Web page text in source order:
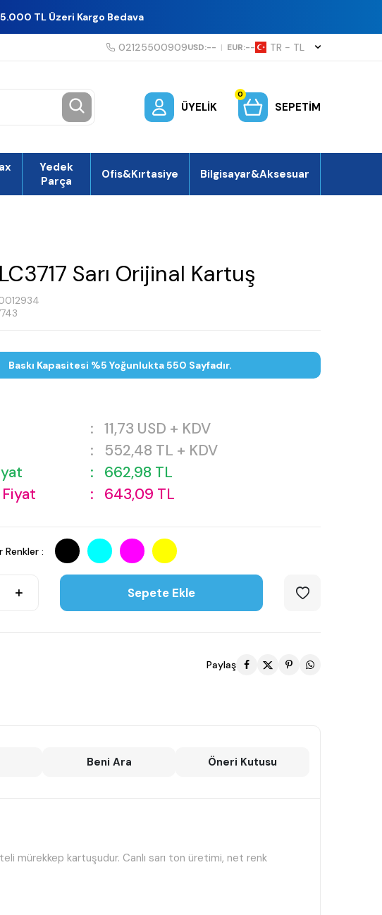
TL Üzeri Kargo Bedava
02125500909USD:-- | EUR:-- TR − TL
ÜYELIK
0
SEPETIM
Yedek
Parça
Ofis&Kırtasiye Bilgisayar&Aksesuar
Sarı Orijinal Kartuş
Baskı Kapasitesi %5 Yoğunlukta 550 Sayfadır.
: 11,73 USD + KDV
: 552,48 TL + KDV
: 662,98 TL
: 643,09 TL
Renkler :
Sepete Ekle
Paylaş
Beni Ara Öneri Kutusu
mürekkep kartuşudur. Canlı sarı ton üretimi, net renk